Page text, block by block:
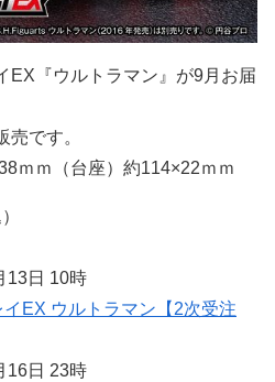
EX『ウルトラマン』が9月お届
です。
ｍｍ（台座）約114×22ｍｍ
13日 10時
EX ウルトラマン【2次受注
16日 23時